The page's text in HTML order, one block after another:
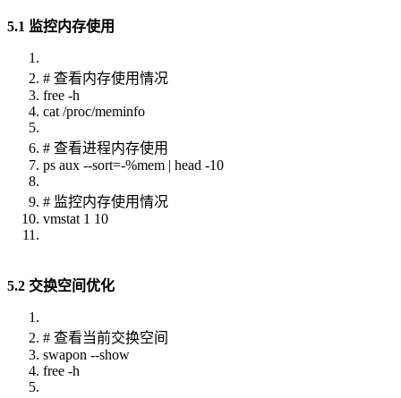
5.1 监控内存使用
# 查看内存使用情况
free -h
cat /proc/meminfo
# 查看进程内存使用
ps aux --sort=-%mem | head -10
# 监控内存使用情况
vmstat 1 10
5.2 交换空间优化
# 查看当前交换空间
swapon --show
free -h